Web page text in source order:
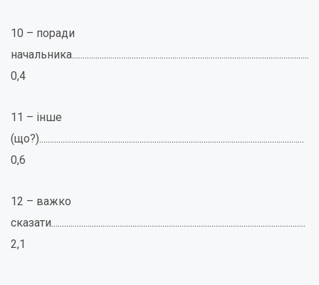
10 – поради
начальника...............................................................................................................
0,4
11 – інше
(що?)............................................................................................................................
0,6
12 – важко
сказати.......................................................................................................................
2,1